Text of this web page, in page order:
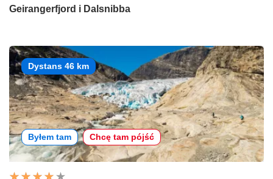
Geirangerfjord i Dalsnibba
Dystans 46 km
Byłem tam Chcę tam pójść